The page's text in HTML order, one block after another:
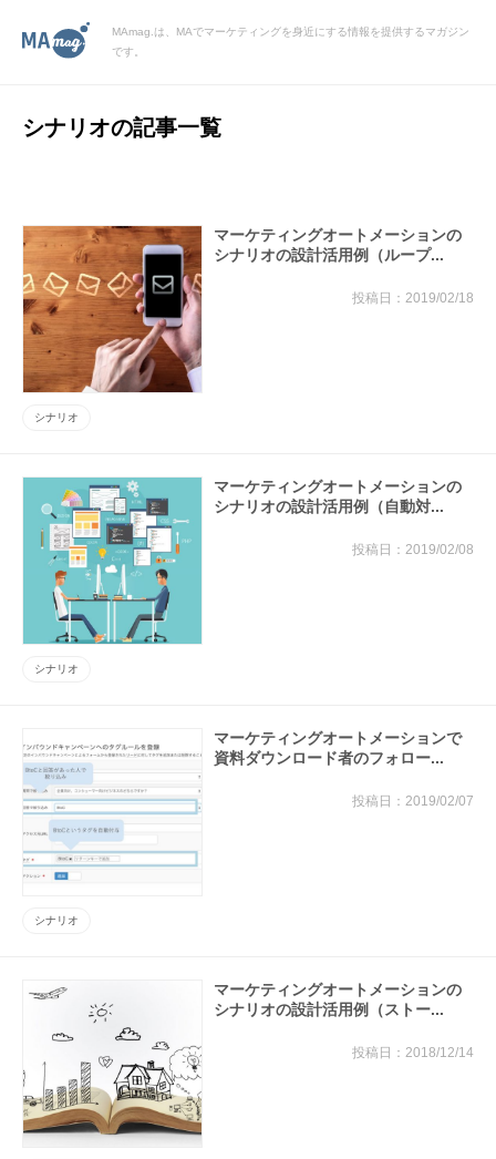
MAmag.は、MAでマーケティングを身近にする情報を提供するマガジン
です。
シナリオの記事一覧
マーケティングオートメーションの
シナリオの設計活用例（ループ...
2019/02/18
シナリオ
マーケティングオートメーションの
シナリオの設計活用例（自動対...
2019/02/08
シナリオ
マーケティングオートメーションで
資料ダウンロード者のフォロー...
2019/02/07
シナリオ
マーケティングオートメーションの
シナリオの設計活用例（ストー...
2018/12/14